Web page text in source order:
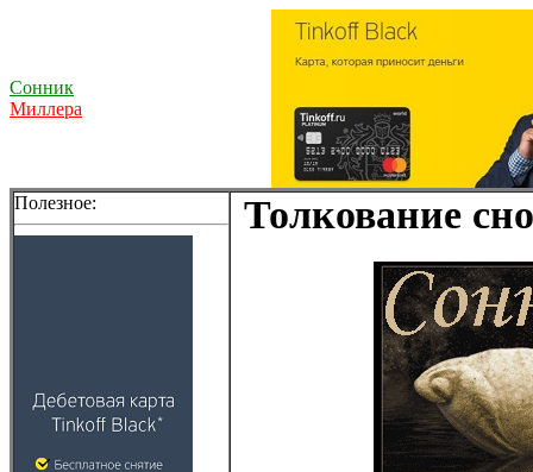
Сонник
Миллера
Полезное: Толкование